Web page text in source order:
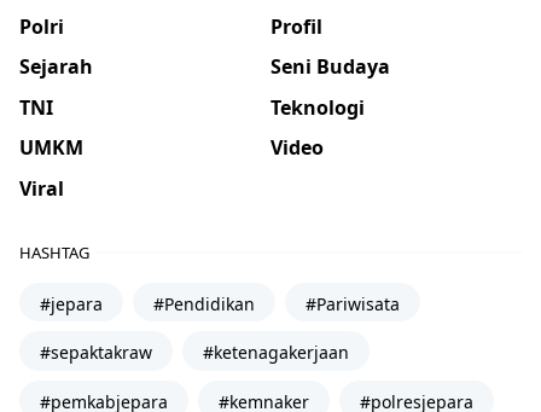
Polri
Profil
Sejarah
Seni Budaya
TNI
Teknologi
UMKM
Video
Viral
HASHTAG
#jepara #Pendidikan #Pariwisata
#sepaktakraw #ketenagakerjaan
#pemkabjepara #kemnaker #polresjepara